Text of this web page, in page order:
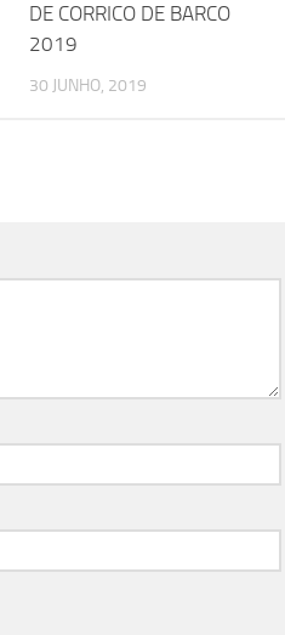
DE CORRICO DE BARCO
2019
30 JUNHO, 2019